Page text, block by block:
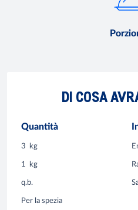
DI COSA
Quantità
3 kg
1 kg
q.b.
Per la spezia